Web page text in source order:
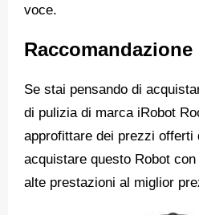
voce.
Raccomandazione
Se stai pensando di
di pulizia di marca iRobot
approfittare dei prezzi offerti
acquistare questo Robot
alte prestazioni al miglior